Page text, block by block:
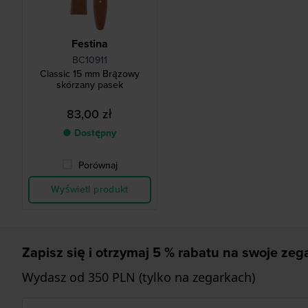
Festina
BC10911
Classic 15 mm Brązowy
skórzany pasek
83,00 zł
● Dostępny
Porównaj
Wyświetl produkt
Zapisz się i otrzymaj 5 % rabatu na swoje
Wydasz od 350 PLN (tylko na zegarkach)